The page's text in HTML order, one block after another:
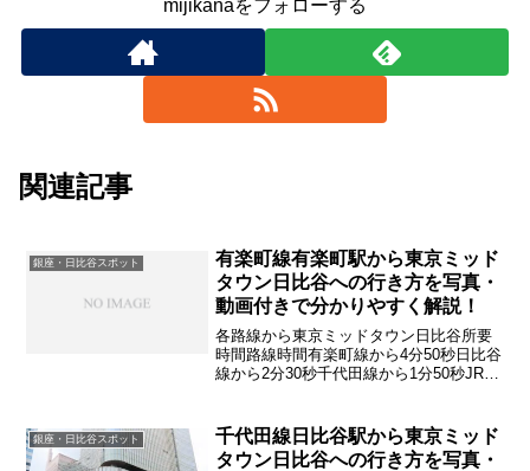
mijikanaをフォローする
関連記事
銀座・日比谷スポット
有楽町線有楽町駅から東京ミッド
タウン日比谷への行き方を写真・
動画付きで分かりやすく解説！
各路線から東京ミッドタウン日比谷所要
時間路線時間有楽町線から4分50秒日比谷
線から2分30秒千代田線から1分50秒JRか
銀座・日比谷スポット
千代田線日比谷駅から東京ミッド
タウン日比谷への行き方を写真・